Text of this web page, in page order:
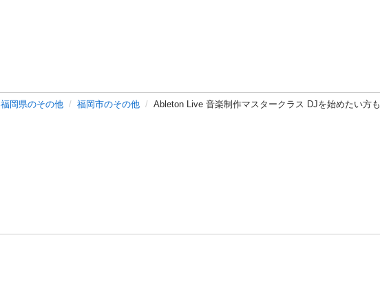
福岡県のその他 福岡市のその他 Ableton Live 音楽制作マスタークラス DJを始めたい方も